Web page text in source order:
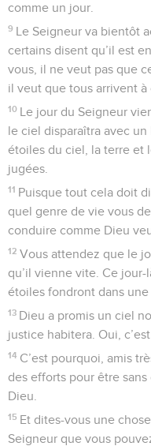
comme un jour.
9 Le Seigneur va bientôt
certains disent qu’il est
vous, il ne veut pas que
il veut que tous arrivent à
10 Le jour du Seigneur
le ciel disparaîtra avec
étoiles du ciel, la terre et
jugées.
11 Puisque tout cela doit
quel genre de vie vous
conduire comme Dieu
12 Vous attendez que le
qu’il vienne vite. Ce
étoiles fondront dans une
13 Dieu a promis un ciel
justice habitera. Oui,
14 C’est pourquoi, amis
des efforts pour être
Dieu.
15 Et dites-vous une
Seigneur que vous